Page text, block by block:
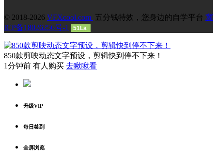
© 2018-2026 VFXcool.com 五分钱特效，您身边的自学平台 冀
ICP备18026256号-1
51La
850款剪映动态文字预设，剪辑快到停不下来！
1分钟前 有人购买 去瞅瞅看
升级VIP
每日签到
全屏浏览